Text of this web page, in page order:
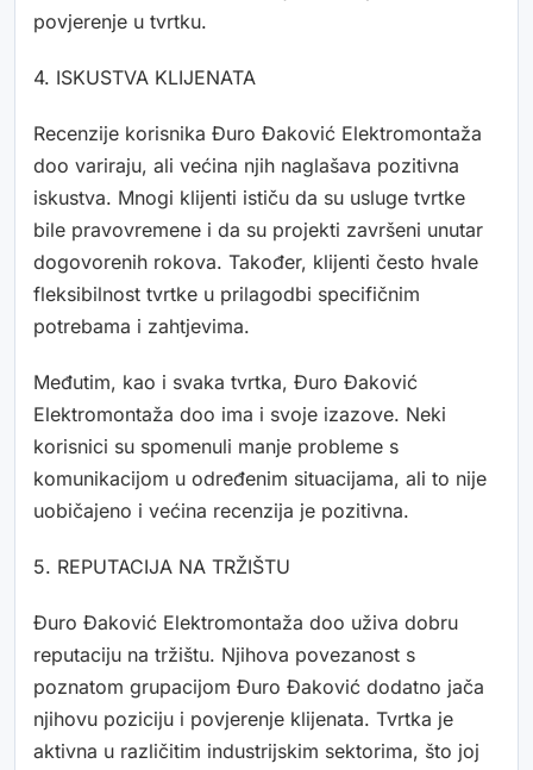
povjerenje u tvrtku.
4. ISKUSTVA KLIJENATA
Recenzije korisnika Đuro Đaković Elektromontaža
doo variraju, ali većina njih naglašava pozitivna
iskustva. Mnogi klijenti ističu da su usluge tvrtke
bile pravovremene i da su projekti završeni unutar
dogovorenih rokova. Također, klijenti često hvale
fleksibilnost tvrtke u prilagodbi specifičnim
potrebama i zahtjevima.
Međutim, kao i svaka tvrtka, Đuro Đaković
Elektromontaža doo ima i svoje izazove. Neki
korisnici su spomenuli manje probleme s
komunikacijom u određenim situacijama, ali to nije
uobičajeno i većina recenzija je pozitivna.
5. REPUTACIJA NA TRŽIŠTU
Đuro Đaković Elektromontaža doo uživa dobru
reputaciju na tržištu. Njihova povezanost s
poznatom grupacijom Đuro Đaković dodatno jača
njihovu poziciju i povjerenje klijenata. Tvrtka je
aktivna u različitim industrijskim sektorima, što joj